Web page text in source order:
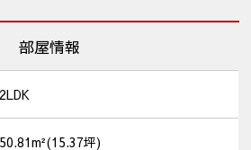
部屋情報
2LDK
50.81m²(15.37坪)